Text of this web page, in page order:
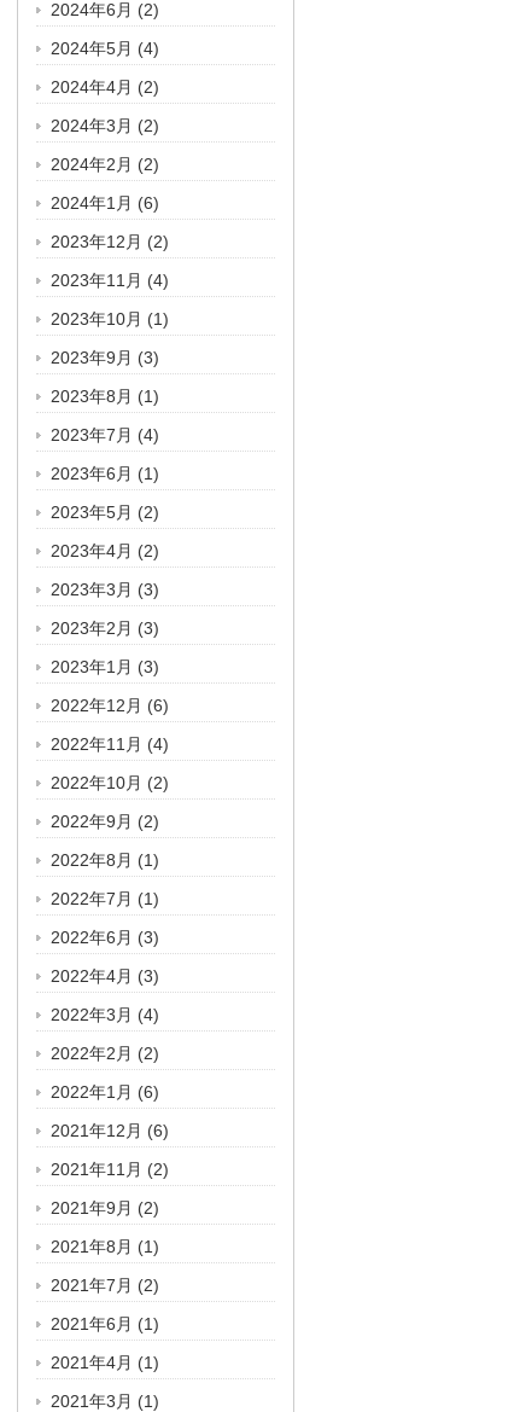
2024年6月 (2)
2024年5月 (4)
2024年4月 (2)
2024年3月 (2)
2024年2月 (2)
2024年1月 (6)
2023年12月 (2)
2023年11月 (4)
2023年10月 (1)
2023年9月 (3)
2023年8月 (1)
2023年7月 (4)
2023年6月 (1)
2023年5月 (2)
2023年4月 (2)
2023年3月 (3)
2023年2月 (3)
2023年1月 (3)
2022年12月 (6)
2022年11月 (4)
2022年10月 (2)
2022年9月 (2)
2022年8月 (1)
2022年7月 (1)
2022年6月 (3)
2022年4月 (3)
2022年3月 (4)
2022年2月 (2)
2022年1月 (6)
2021年12月 (6)
2021年11月 (2)
2021年9月 (2)
2021年8月 (1)
2021年7月 (2)
2021年6月 (1)
2021年4月 (1)
2021年3月 (1)